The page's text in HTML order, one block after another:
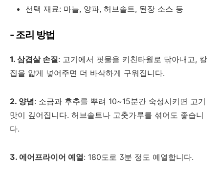
선택 재료: 마늘, 양파, 허브솔트, 된장 소스 등
- 조리 방법
1. 삼겹살 손질: 고기에서 핏물을 키친타월로 닦아내고, 칼
집을 얇게 넣어주면 더 바삭하게 구워집니다.
2. 양념: 소금과 후추를 뿌려 10~15분간 숙성시키면 고기
맛이 깊어집니다. 허브솔트나 고춧가루를 섞어도 좋습니
다.
3. 에어프라이어 예열: 180도로 3분 정도 예열합니다.